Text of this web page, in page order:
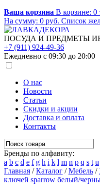
Ваша корзина В корзине: 0
На сумму: 0 руб. Список
ПОСУДА И ПРЕДМЕТЫ
+7 (911) 924-49-36
Ежедневно с 09:30 до 20:00
О нас
Новости
Статьи
Скидки и акции
Доставка и оплата
Контакты
Бренды по алфавиту:
a b c d e f g h i k l m n p q s t u
Главная /Каталог /Мебель /
ключей sparrow белый/